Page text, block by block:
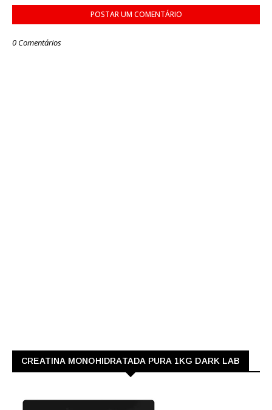
POSTAR UM COMENTÁRIO
0 Comentários
CREATINA MONOHIDRATADA PURA 1KG DARK LAB